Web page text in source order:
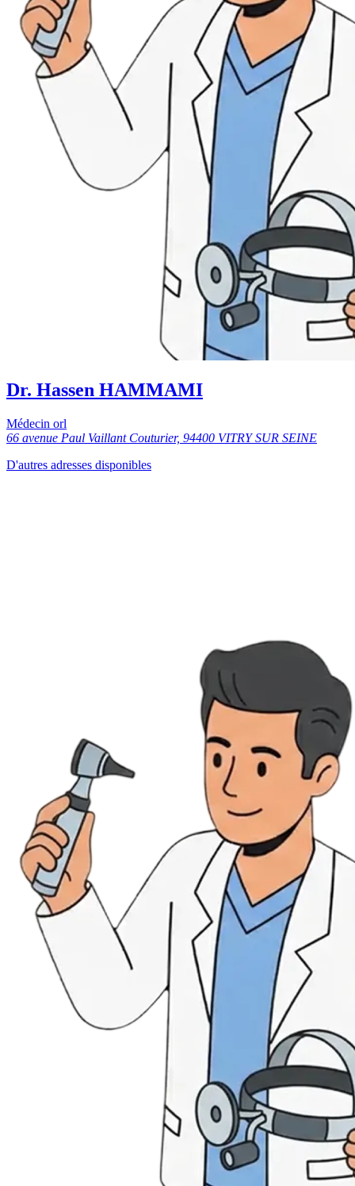
Dr. Hassen HAMMAMI
Médecin orl
66 avenue Paul Vaillant Couturier, 94400 VITRY SUR SEINE
D'autres adresses disponibles